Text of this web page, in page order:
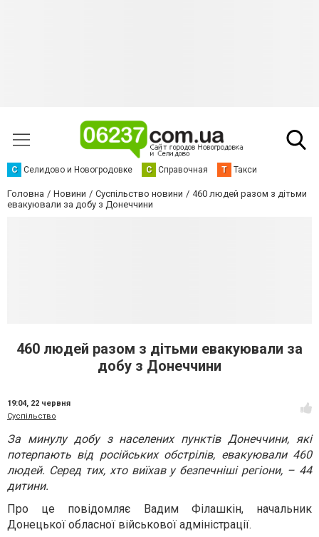
С Селидово и Новогродовке С Справочная Т Такси
Головна Новини Суспільство новини
460 людей разом з дітьми
евакуювали за добу з Донеччини
460 людей разом з дітьми евакуювали за
добу з Донеччини
19:04, 22 червня
Суспільство
За минулу добу з населених пунктів Донеччини, які
потерпають від російських обстрілів, евакуювали 460
людей. Серед тих, хто виїхав у безпечніші регіони, – 44
дитини.
Про це повідомляє Вадим Філашкін, начальник
Донецької обласної військової адміністрації.